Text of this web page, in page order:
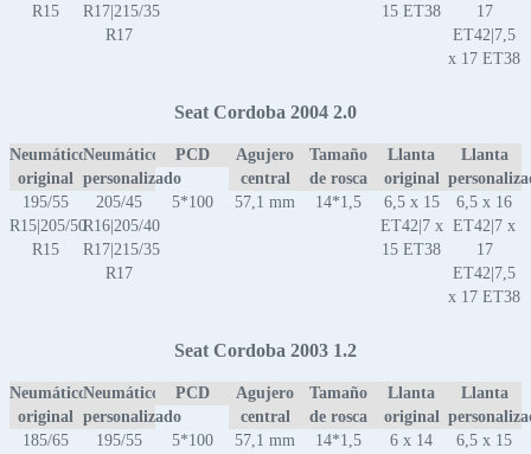
R15
R17|215/35
R17
15 ET38
17
ET42|7,5
x 17 ET38
Seat Cordoba 2004 2.0
Neumático
original
Neumático
personalizado
PCD
Agujero
central
Tamaño
de rosca
Llanta
original
Llanta
195/55
R15|205/50
R15
205/45
R16|205/40
R17|215/35
R17
5*100 57,1 mm 14*1,5
6,5 x 15
ET42|7 x
15 ET38
6,5 x 16
ET42|7 x
17
ET42|7,5
x 17 ET38
Seat Cordoba 2003 1.2
Neumático
original
Neumático
personalizado
PCD
Agujero
central
Tamaño
de rosca
Llanta
original
Llanta
185/65
195/55
5*100 57,1 mm 14*1,5
6 x 14
6,5 x 15